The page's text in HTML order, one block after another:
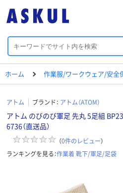
ホーム 作業服/ワークウェア/安全
アトム ブランド： アトム（ATOM）
アトム のびのび軍足 先丸 5足組
6736（直送品）
（0件のレビュー）
ランキングを見る：作業着 靴下/軍足/足袋